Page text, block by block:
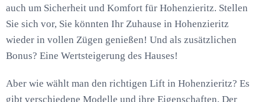
auch um Sicherheit und Komfort für Hohenzieritz. Stellen
Sie sich vor, Sie könnten Ihr Zuhause in Hohenzieritz
wieder in vollen Zügen genießen! Und als zusätzlichen
Bonus? Eine Wertsteigerung des Hauses!
Aber wie wählt man den richtigen Lift in Hohenzieritz? Es
gibt verschiedene Modelle und ihre Eigenschaften. Der